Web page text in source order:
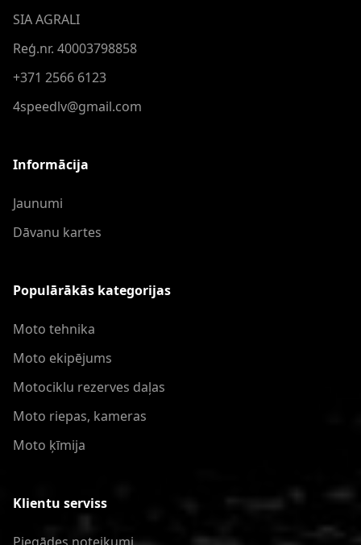
SIA AGRALI
Reģ.nr. 40003798858
+371 2566 6123
4speedlv@gmail.com
Informācija
Jaunumi
Dāvanu kartes
Populārākās kategorijas
Moto tehnika
Moto ekipējums
Motociklu rezerves daļas
Moto riepas, kameras
Moto ķīmija
Klientu serviss